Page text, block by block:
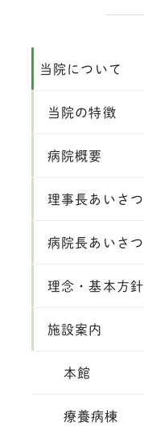
当院について
当院の特徴
病院概要
理事長あいさつ
病院長あいさつ
理念・基本方針
施設案内
本館
療養病棟